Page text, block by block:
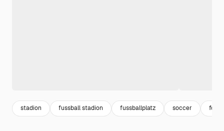
stadion fussball stadion fussballplatz soccer